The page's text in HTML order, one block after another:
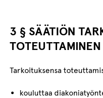
3 § SÄÄTIÖN
TOTEUTTAMINEN
Tarkoituksensa
kouluttaa